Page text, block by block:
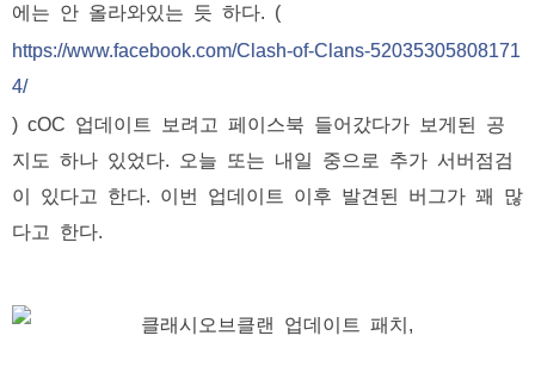
에는 안 올라와있는 듯 하다. (
https://www.facebook.com/Clash-of-Clans-52035305808171
4/
) cOC 업데이트 보려고 페이스북 들어갔다가 보게된 공
지도 하나 있었다. 오늘 또는 내일 중으로 추가 서버점검
이 있다고 한다. 이번 업데이트 이후 발견된 버그가 꽤 많
다고 한다.